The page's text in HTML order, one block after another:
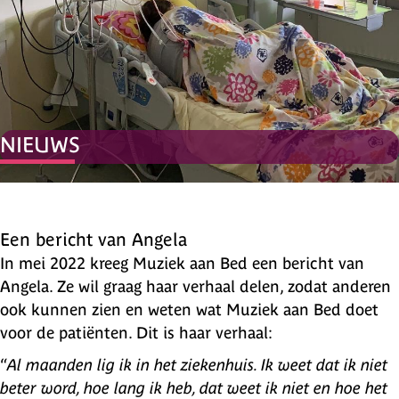
NIEUWS
Een bericht van Angela
In mei 2022 kreeg Muziek aan Bed een bericht van
Angela. Ze wil graag haar verhaal delen, zodat anderen
ook kunnen zien en weten wat Muziek aan Bed doet
voor de patiënten. Dit is haar verhaal:
“Al maanden lig ik in het ziekenhuis. Ik weet dat ik niet
beter word, hoe lang ik heb, dat weet ik niet en hoe het